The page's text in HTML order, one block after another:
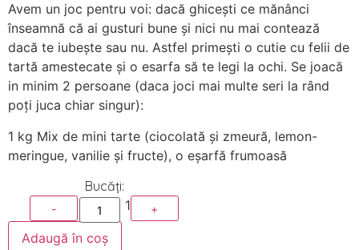
Avem un joc pentru voi: dacă ghicești ce mănânci
înseamnă că ai gusturi bune și nici nu mai contează
dacă te iubește sau nu. Astfel primești o cutie cu felii de
tartă amestecate și o esarfa să te legi la ochi. Se joacă
in minim 2 persoane (daca joci mai multe seri la rând
poți juca chiar singur):
1 kg Mix de mini tarte (ciocolată și zmeură, lemon-
meringue, vanilie și fructe), o eșarfă frumoasă
- 1 +
Adaugă în coș